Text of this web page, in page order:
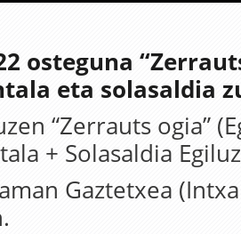
osteguna
eta solasaldia
“Zerrauts ogia”
+ Solasaldia
Gaztetxea